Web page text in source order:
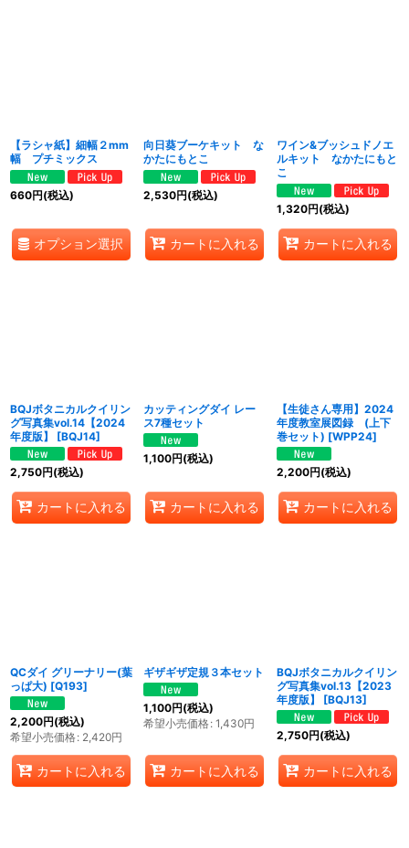
【ラシャ紙】細幅２mm
幅 プチミックス
660円(税込)
オプション選択
向日葵ブーケキット な
かたにもとこ
2,530円(税込)
カートに入れる
ワイン&ブッシュドノエ
ルキット なかたにもと
こ
1,320円(税込)
カートに入れる
BQJボタニカルクイリン
グ写真集vol.14【2024
年度版】
[BQJ14]
2,750円(税込)
カートに入れる
カッティングダイ レー
ス7種セット
1,100円(税込)
カートに入れる
【生徒さん専用】2024
年度教室展図録 (上下
巻セット) [WPP24]
2,200円(税込)
カートに入れる
QCダイ グリーナリー(葉
っぱ大) [Q193]
2,200円(税込)
希望小売価格: 2,420円
カートに入れる
ギザギザ定規３本セット
1,100円(税込)
希望小売価格: 1,430円
カートに入れる
BQJボタニカルクイリン
グ写真集vol.13【2023
年度版】
[BQJ13]
2,750円(税込)
カートに入れる